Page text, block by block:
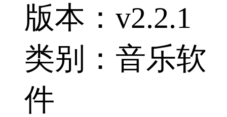
版本：v2.2.1
类别：音乐软
件